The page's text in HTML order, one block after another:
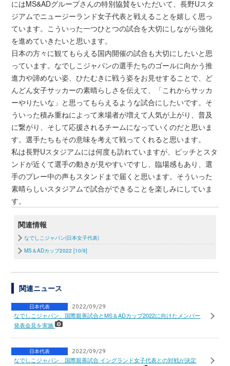
にはMS&ADグループさんの特別協賛をいただいて、長野Uスタ
ジアムでニュージーランド女子代表と戦えることを嬉しく思っ
ています。こういった一つひとつの試合を大切にしながら強化
を進めていきたいと思います。
日本の方々に観てもらえる国内開催の試合も大切にしたいと思
っています。なでしこジャパンの選手たちのゴールに向かう推
進力や諦めない姿、ひたむきに戦う姿をお見せすることで、ど
んどん女子サッカーの素晴らしさを伝えて、「これからサッカ
ーやりたいな」と思ってもらえるような試合にしたいです。そ
ういった積み重ねによって来場者が増えて人気が上がり、普及
に繋がり、そして応援されるチームになっていくのだと思いま
す。選手たちもその意味を考えて戦ってくれると思います。
私は長野Uスタジアムには何度も訪れていますが、ピッチとスタ
ンドが近くて選手の動きが見やすいですし、臨場感もあり、選
手のプレー中の声もスタンドまで届くと思います。そういった
素晴らしいスタジアムで試合ができることを楽しみにしていま
す。
関連情報
なでしこジャパン(日本女子代表)
MS＆ADカップ2022 [10/9]
関連ニュース
日本代表 2022/09/29
なでしこジャパン、国際親善試合とMS＆ADカップ2022に向けたメンバー
発表会見を実施
日本代表 2022/09/29
なでしこジャパン 国際親善試合 イングランド女子代表との対戦が決定